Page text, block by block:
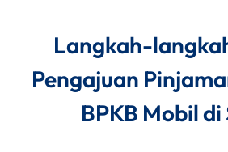
Langkah-
Pengajuan
BPKB Mobil di